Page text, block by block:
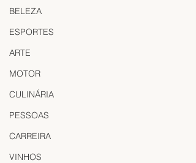
BELEZA
ESPORTES
ARTE
MOTOR
CULINÁRIA
PESSOAS
CARREIRA
VINHOS